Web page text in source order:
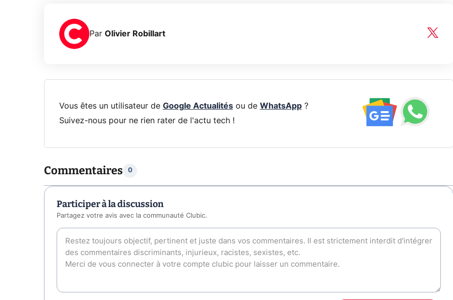
Par Olivier Robillart
Vous êtes un utilisateur de Google Actualitésou de WhatsApp?
Suivez-nous pour ne rien rater de l'actu tech !
Commentaires 0
Participer à la discussion
Partagez votre avis avec la communauté Clubic.